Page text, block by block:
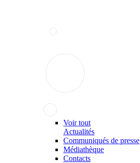
Voir tout
Actualités
Communiqués de presse
Médiathèque
Contacts